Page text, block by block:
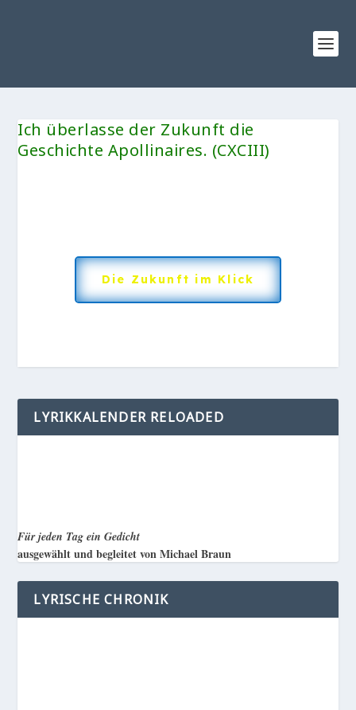
Ich überlasse der Zukunft die
Geschichte Apollinaires. (CXCIII)
Die Zukunft im Klick
LYRIKKALENDER RELOADED
Für jeden Tag ein Gedicht
ausgewählt und begleitet von Michael Braun
LYRISCHE CHRONIK